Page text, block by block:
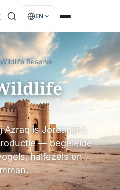
EN
Reserve
Azraq is Jordanië's
— begeleide
halfezels en